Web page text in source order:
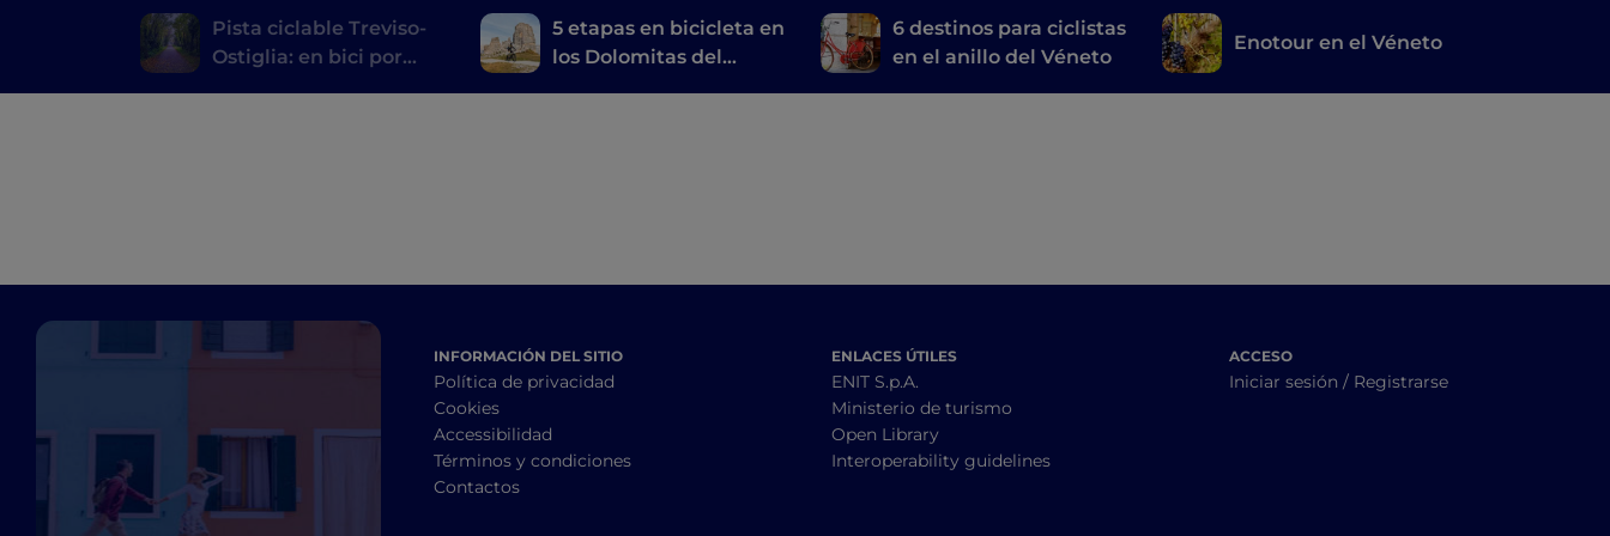
Pista ciclable Treviso-
Ostiglia: en bici por
5 etapas en bicicleta en
los Dolomitas del
6 destinos para ciclistas
en el anillo del Véneto
Enotour en el Véneto
INFORMACIÓN DEL SITIO
Política de privacidad
Cookies
Accessibilidad
Términos y condiciones
Contactos
ENLACES ÚTILES
ENIT S.p.A.
Ministerio de turismo
Open Library
Interoperability guidelines
ACCESO
Iniciar sesión / Registrarse